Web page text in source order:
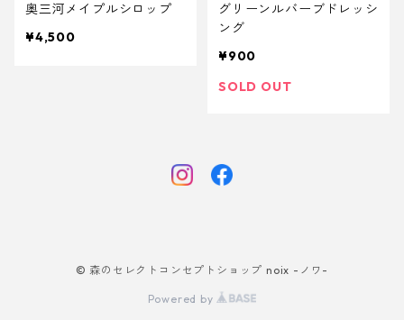
奥三河メイプルシロップ
¥4,500
グリーンルバーブドレッシ
ング
¥900
SOLD OUT
© 森のセレクトコンセプトショップ noix -ノワ-
Powered by